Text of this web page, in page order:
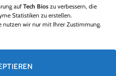
auf Tech Bios zu verbessern, die
Statistiken zu erstellen.
nutzen wir nur mit Ihrer Zustimmung.
13,285Views
9,301